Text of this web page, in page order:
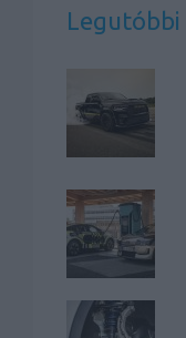
Legutóbbi